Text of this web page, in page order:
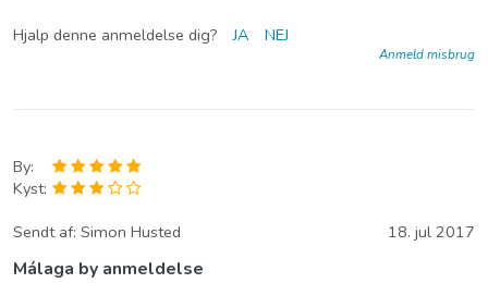
Hjalp denne anmeldelse dig? JA NEJ
Anmeld misbrug
By:
Kyst:
Sendt af: Simon Husted 18. jul 2017
Málaga by anmeldelse